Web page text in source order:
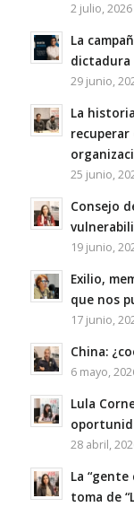
2 julio,
La
dictadura
29 junio,
La
recuperar
25 junio,
Consejo
19 junio,
Exilio,
que nos
17 junio,
China:
6 mayo,
Lula
28 abril,
La
toma de